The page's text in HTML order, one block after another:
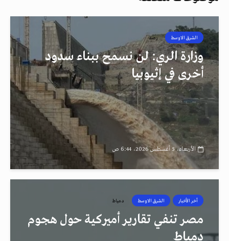
الشرق الاوسط رصد
وزارة الري: لن نسمح ببناء سدود
أخرى في إثيوبيا
الأربعاء، 5 أغسطس 2026، 6:44 ص
أخر الأخبار الشرق الاوسط دمياط
مصر تنفي تقارير أميركية حول هجوم
دمياط